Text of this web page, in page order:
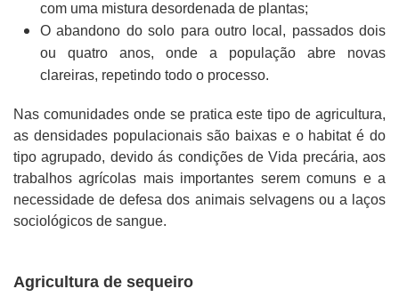
com uma mistura desordenada de plantas;
O abandono do solo para outro local, passados dois
ou quatro anos, onde a população abre novas
clareiras, repetindo todo o processo.
Nas comunidades onde se pratica este tipo de agricultura,
as densidades populacionais são baixas e o habitat é do
tipo agrupado, devido ás condições de Vida precária, aos
trabalhos agrícolas mais importantes serem comuns e a
necessidade de defesa dos animais selvagens ou a laços
sociológicos de sangue.
Agricultura de sequeiro